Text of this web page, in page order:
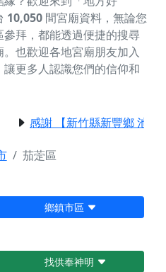
10,050 間宮廟資料，無論您
拜，都能透過便捷的搜尋
也歡迎各地宮廟朋友加入
更多人認識您們的信仰和
感謝 【新竹縣新豐鄉 池和
茄萣區
鄉鎮市區
找供奉神明